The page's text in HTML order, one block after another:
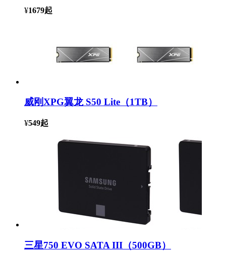
¥1679起
威刚XPG翼龙 S50 Lite（1TB）
¥549起
三星750 EVO SATA III（500GB）